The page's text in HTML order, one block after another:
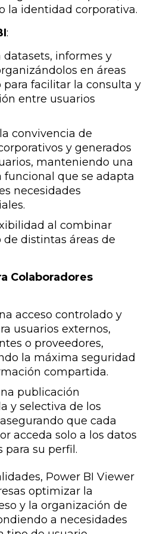
la identidad corporativa.
:
datasets, informes y
en áreas
para facilitar la consulta y
entre usuarios
convivencia de
y generados
manteniendo una
funcional que se adapta
necesidades
al combinar
distintas áreas de
Colaboradores
acceso controlado y
usuarios externos,
o proveedores,
la máxima seguridad
compartida.
publicación
y selectiva de los
que cada
acceda solo a los datos
para su perfil.
Power BI Viewer
optimizar la
y la organización de
a necesidades